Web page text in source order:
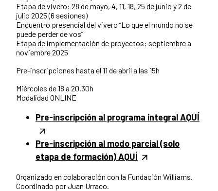
Etapa de vivero: 28 de mayo, 4, 11, 18, 25 de junio y 2 de
julio 2025 (6 sesiones)
Encuentro presencial del vivero “Lo que el mundo no se
puede perder de vos”
Etapa de implementación de proyectos: septiembre a
noviembre 2025
Pre-inscripciones hasta el 11 de abril a las 15h
Miércoles de 18 a 20.30h
Modalidad ONLINE
Pre-inscripción al programa integral AQUÍ
Pre-inscripción al modo parcial (solo
etapa de formación) AQUÍ
Organizado en colaboración con la Fundación Williams.
Coordinado por Juan Urraco.